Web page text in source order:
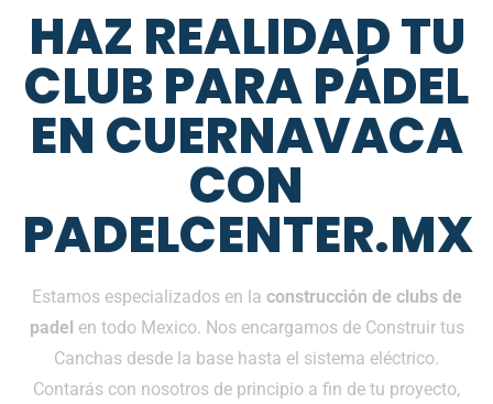
HAZ REALIDAD TU
CLUB PARA PÁDEL
EN CUERNAVACA
CON
PADELCENTER.MX
Estamos especializados en la construcción de clubs de
padel en todo Mexico. Nos encargamos de Construir tus
Canchas desde la base hasta el sistema eléctrico.
Contarás con nosotros de principio a fin de tu proyecto,